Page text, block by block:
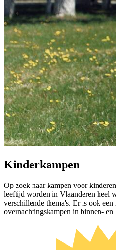
Kinderkampen
Op zoek naar kampen voor
leeftijd worden in Vlaanderen heel
verschillende thema's. Er is ook een
overnachtingskampen in binnen- en